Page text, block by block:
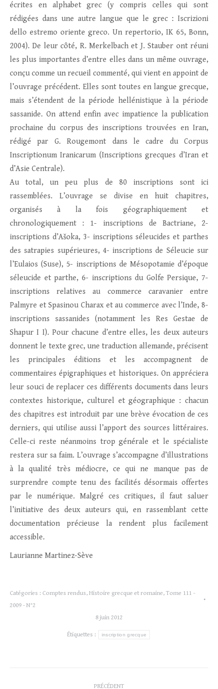
écrites en alphabet grec (y compris celles qui sont
rédigées dans une autre langue que le grec : Iscrizioni
dello estremo oriente greco. Un repertorio, IK 65, Bonn,
2004). De leur côté, R. Merkelbach et J. Stauber ont réuni
les plus importantes d’entre elles dans un même ouvrage,
conçu comme un recueil commenté, qui vient en appoint de
l’ouvrage précédent. Elles sont toutes en langue grecque,
mais s’étendent de la période hellénistique à la période
sassanide. On attend enfin avec impatience la publication
prochaine du corpus des inscriptions trouvées en Iran,
rédigé par G. Rougemont dans le cadre du Corpus
Inscriptionum Iranicarum (Inscriptions grecques d’Iran et
d’Asie Centrale).
Au total, un peu plus de 80 inscriptions sont ici
rassemblées. L’ouvrage se divise en huit chapitres,
organisés à la fois géographiquement et
chronologiquement : 1- inscriptions de Bactriane, 2-
inscriptions d’Ašoka, 3- inscriptions séleucides et parthes
des satrapies supérieures, 4- inscriptions de Séleucie sur
l’Eulaios (Suse), 5- inscriptions de Mésopotamie d’époque
séleucide et parthe, 6- inscriptions du Golfe Persique, 7-
inscriptions relatives au commerce caravanier entre
Palmyre et Spasinou Charax et au commerce avec l’Inde, 8-
inscriptions sassanides (notamment les Res Gestae de
Shapur I I). Pour chacune d’entre elles, les deux auteurs
donnent le texte grec, une traduction allemande, précisent
les principales éditions et les accompagnent de
commentaires épigraphiques et historiques. On appréciera
leur souci de replacer ces différents documents dans leurs
contextes historique, culturel et géographique : chacun
des chapitres est introduit par une brève évocation de ces
derniers, qui utilise aussi l’apport des sources littéraires.
Celle-ci reste néanmoins trop générale et le spécialiste
restera sur sa faim. L’ouvrage s’accompagne d’illustrations
à la qualité très médiocre, ce qui ne manque pas de
surprendre compte tenu des facilités désormais offertes
par le numérique. Malgré ces critiques, il faut saluer
l’initiative des deux auteurs qui, en rassemblant cette
documentation précieuse la rendent plus facilement
accessible.
Laurianne Martinez-Sève
Catégories : Comptes rendus, Histoire grecque et romaine, Tome 111 -
2009 - N°2
8 juin 2012
Étiquettes : inscription grecque
PRÉCÉDENT